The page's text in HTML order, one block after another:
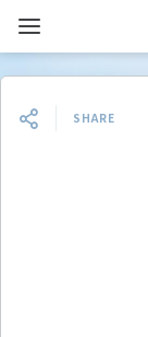
SHARE